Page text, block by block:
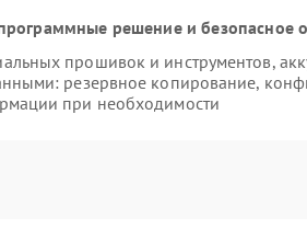
решение и безопасное
прошивок и инструментов,
резервное копирование,
при необходимости